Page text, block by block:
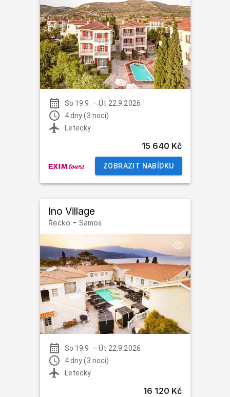
So 19.9. –Út 22.9.2026
4 dny (3 noci)
Letecky
15 640 Kč
ZOBRAZIT NABÍDKU
Ino Village
Řecko - Samos
So 19.9. –Út 22.9.2026
4 dny (3 noci)
Letecky
16 120 Kč